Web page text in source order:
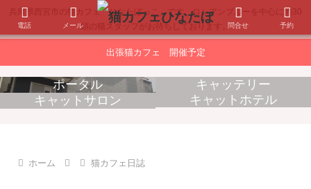
兵庫県西宮市の猫カフェ「ひなたぼっこ」です。ロシアンブルーを中心に約30
頭の猫スタッフがお待ちしております。
出張猫カフェ 開催予定
ポータル
キャッテリー
キャットサロン
キャットホテル
ホーム 猫カフェ日誌
電話 メール 問合せ 予約